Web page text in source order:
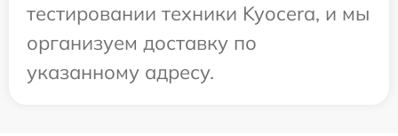
тестировании техники Kyocera, и мы
организуем доставку по
указанному адресу.